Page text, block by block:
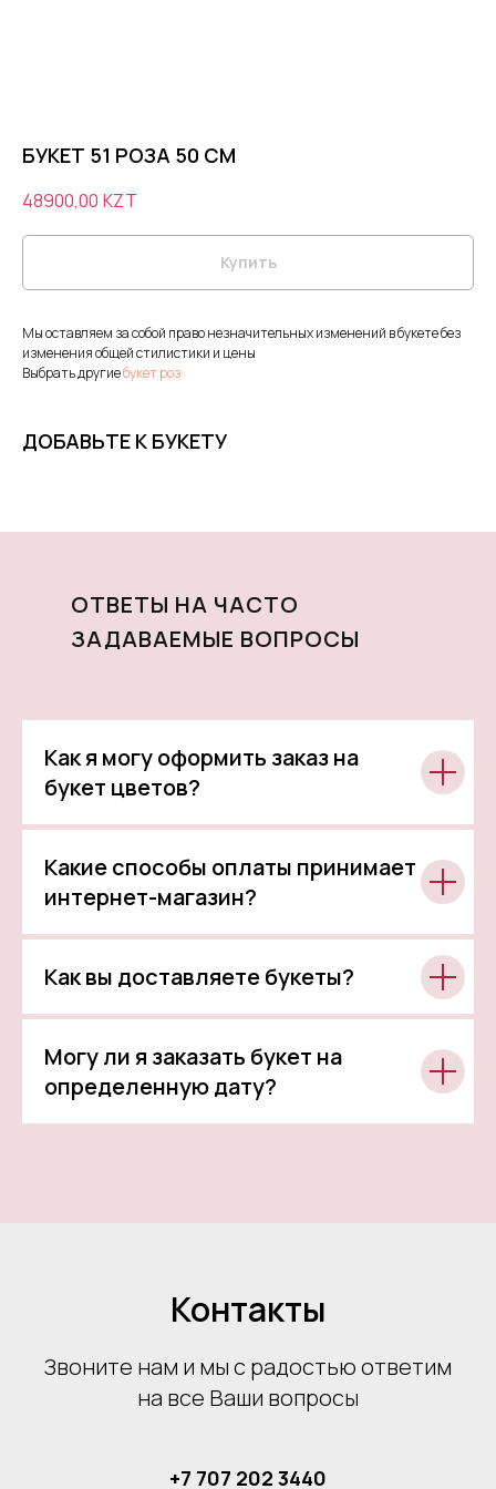
БУКЕТ 51 РОЗА 50 СМ
48900,00 KZT
Купить
Мы оставляем за собой право незначительных изменений в букете без
изменения общей стилистики и цены
Выбрать другиебукет роз
ДОБАВЬТЕ К БУКЕТУ
ОТВЕТЫ НА ЧАСТО
ЗАДАВАЕМЫЕ ВОПРОСЫ
Как я могу оформить заказ на
букет цветов?
Какие способы оплаты принимает
интернет-магазин?
Как вы доставляете букеты?
Могу ли я заказать букет на
определенную дату?
Контакты
Звоните нам и мы с радостью ответим
на все Ваши вопросы
+7 707 202 3440